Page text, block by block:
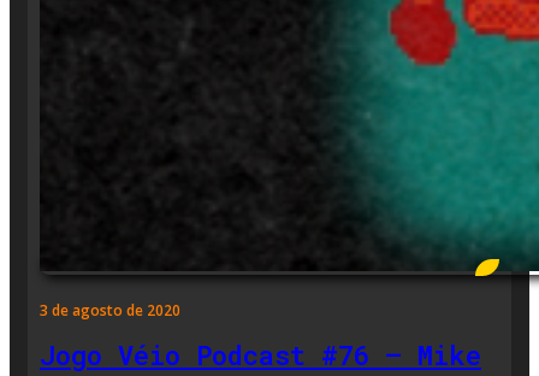
3 de agosto de 2020
Jogo Véio Podcast #76 – Mike